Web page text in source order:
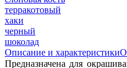
терракотовый
хаки
черный
шоколад
Описание и характеристики
Предназначена для